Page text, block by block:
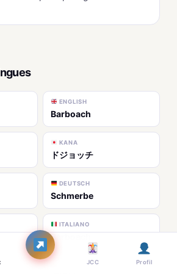
ENGLISH
Barboach
KANA
ドジョッチ
DEUTSCH
Schmerbe
ITALIANO
Barboach
ZH-HANSJCC Profil